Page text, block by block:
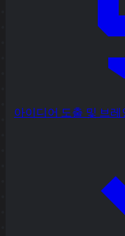
아이디어 도출 및 브레